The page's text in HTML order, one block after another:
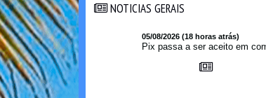
NOTICIAS GERAIS
05/08/2026 (18 horas atrás)
Pix passa a ser aceito em